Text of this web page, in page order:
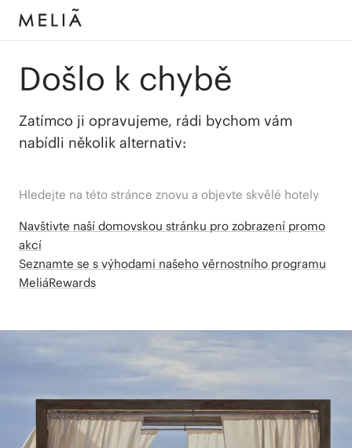
Došlo k chybě
Zatímco ji opravujeme, rádi bychom vám
nabídli několik alternativ:
Hledejte na této stránce znovu a objevte skvělé hotely
Navštivte naší domovskou stránku pro zobrazení promo
akcí
Seznamte se s výhodami našeho věrnostního programu
MeliáRewards